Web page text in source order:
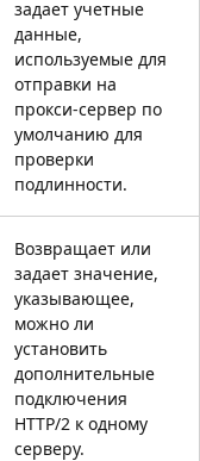
задает учетные
данные,
используемые для
отправки на
прокси-сервер по
умолчанию для
проверки
подлинности.
Возвращает или
задает значение,
указывающее,
можно ли
установить
дополнительные
подключения
HTTP/2 к одному
серверу.